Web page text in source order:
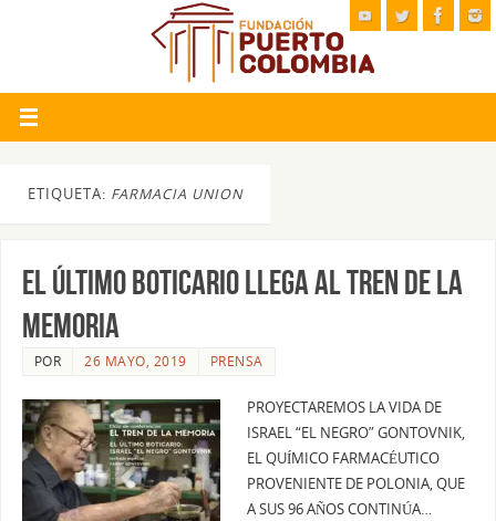
ETIQUETA: FARMACIA UNION
EL ÚLTIMO BOTICARIO LLEGA AL TREN DE LA
MEMORIA
POR 26 MAYO, 2019 PRENSA
PROYECTAREMOS LA VIDA DE
ISRAEL “EL NEGRO” GONTOVNIK,
EL QUÍMICO FARMACÉUTICO
PROVENIENTE DE POLONIA, QUE
A SUS 96 AÑOS CONTINÚA…